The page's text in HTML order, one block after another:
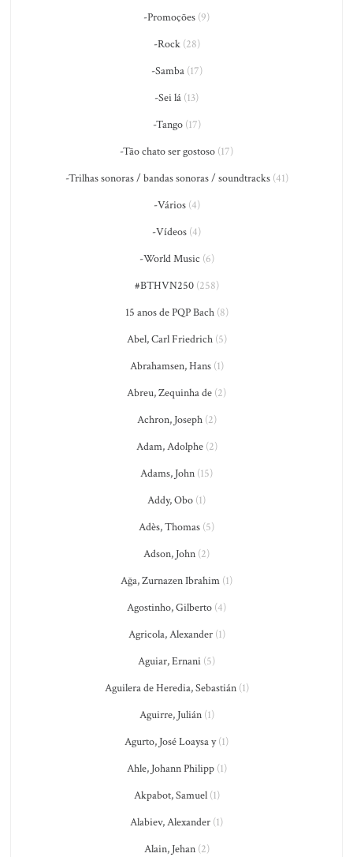
-Promoções (9)
-Rock(28)
-Samba(17)
-Sei lá (13)
-Tango(17)
-Tão chato ser gostoso (17)
-Trilhas sonoras / bandas sonoras / soundtracks(41)
-Vários(4)
-Vídeos (4)
-World Music (6)
#BTHVN250(258)
15 anos de PQP Bach(8)
Abel, Carl Friedrich(5)
Abrahamsen, Hans(1)
Abreu, Zequinha de (2)
Achron, Joseph(2)
Adam, Adolphe(2)
Adams, John (15)
Addy, Obo (1)
Adès, Thomas (5)
Adson, John (2)
Ağa, Zurnazen Ibrahim (1)
Agostinho, Gilberto (4)
Agricola, Alexander(1)
Aguiar, Ernani (5)
Aguilera de Heredia, Sebastián(1)
Aguirre, Julián(1)
Agurto, José Loaysa y(1)
Ahle, Johann Philipp(1)
Akpabot, Samuel(1)
Alabiev, Alexander (1)
Alain, Jehan(2)